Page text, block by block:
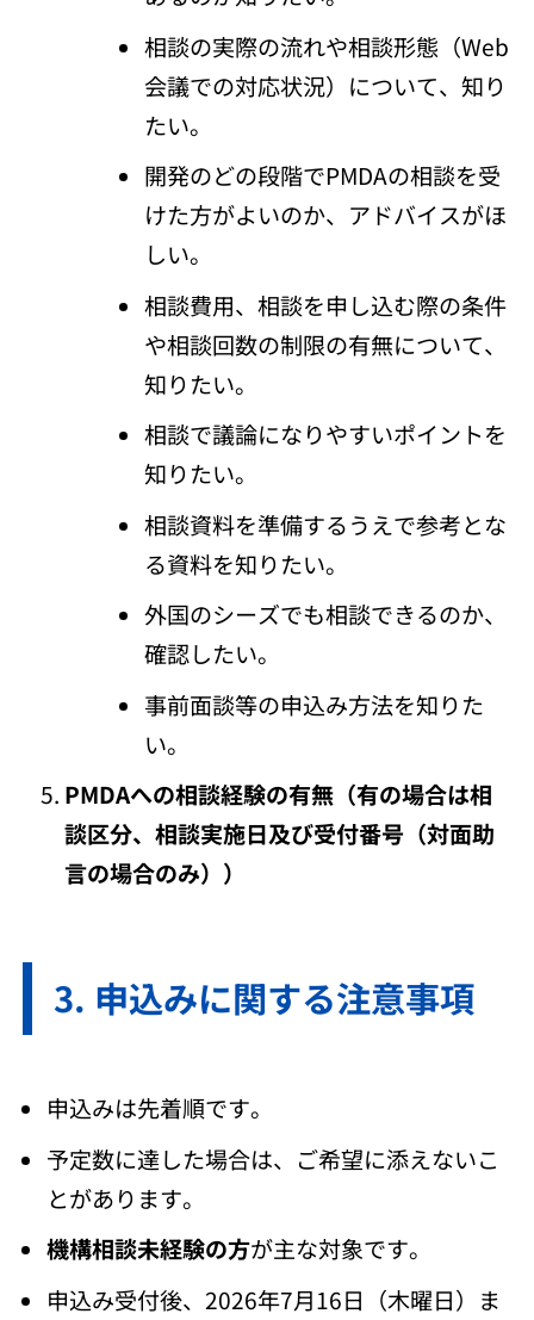
相談の実際の流れや相談形態（Web
会議での対応状況）について、知り
たい。
開発のどの段階でPMDAの相談を受
けた方がよいのか、アドバイスがほ
しい。
相談費用、相談を申し込む際の条件
や相談回数の制限の有無について、
知りたい。
相談で議論になりやすいポイントを
知りたい。
相談資料を準備するうえで参考とな
る資料を知りたい。
外国のシーズでも相談できるのか、
確認したい。
事前面談等の申込み方法を知りた
い。
PMDAへの相談経験の有無（有の場合は相
談区分、相談実施日及び受付番号（対面助
言の場合のみ））
申込みに関する注意事項
申込みは先着順です。
予定数に達した場合は、ご希望に添えないこ
とがあります。
機構相談未経験の方が主な対象です。
申込み受付後、2026年7月16日（木曜日）ま